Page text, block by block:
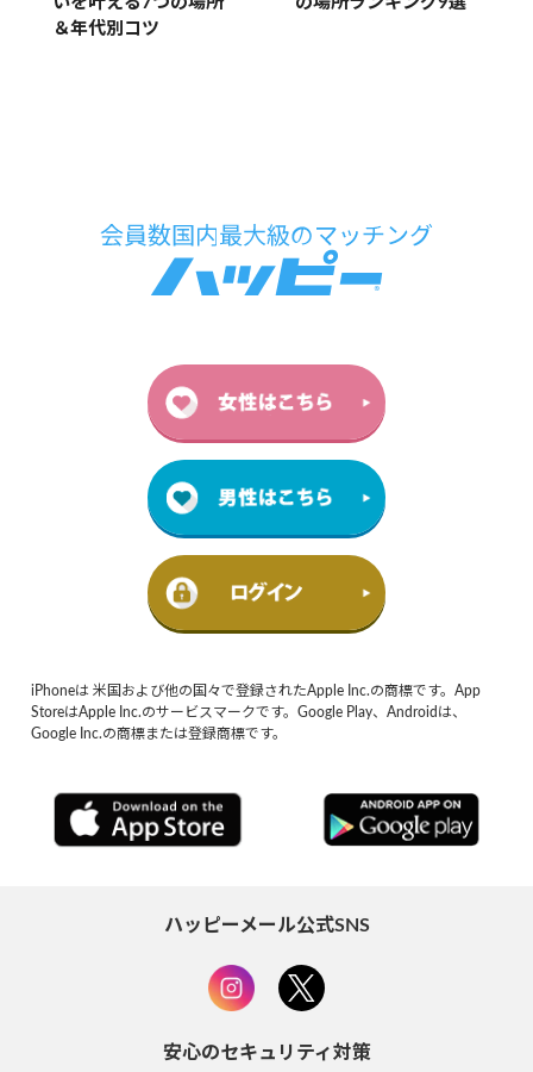
＆年代別コツ
iPhoneは 米国および他の国々で登録されたApple Inc.の商標です。App
StoreはApple Inc.のサービスマークです。Google Play、Androidは、
Google Inc.の商標または登録商標です。
ハッピーメール公式SNS
安心のセキュリティ対策